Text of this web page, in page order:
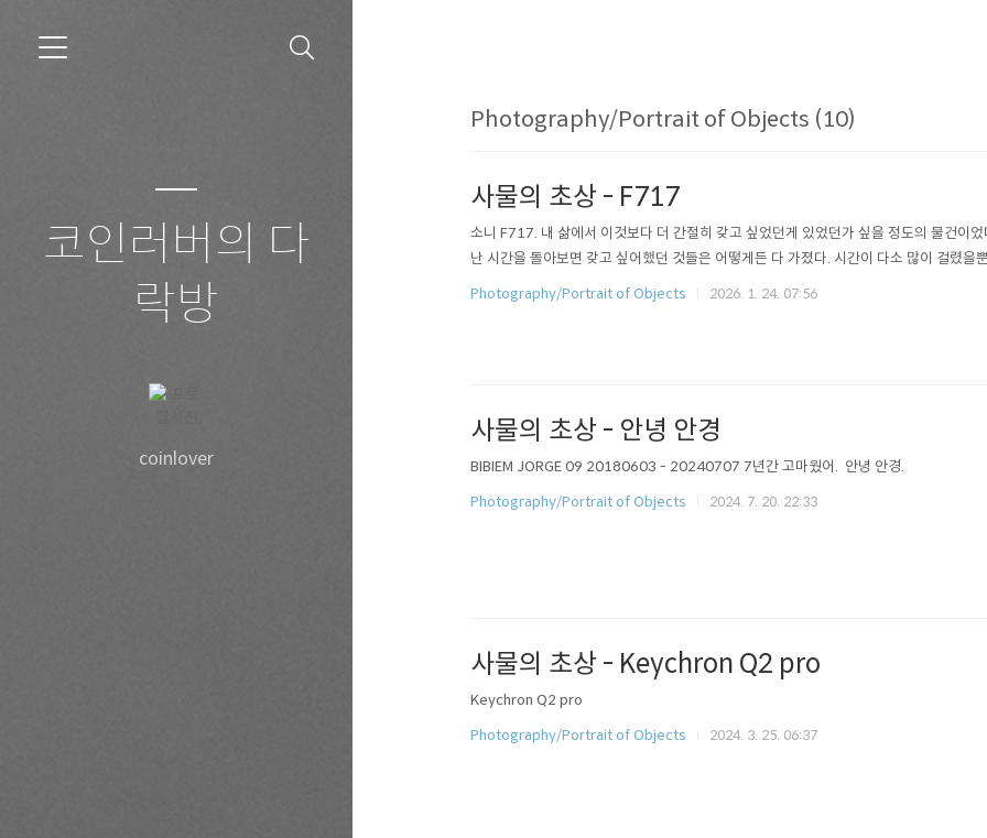
코인러버의 다
락방
coinlover
Photography/Portrait of Objects (10)
사물의 초상 - F717
소니 F717. 내 삶에서 이것보다 더 간절히 갖고 싶었던게 있었던가 싶을 정도의 물건이
난 시간을 돌아보면 갖고 싶어했던 것들은 어떻게든 다 가졌다. 시간이 다소 많이 걸렸을
Photography/Portrait of Objects
2026. 1. 24. 07:56
사물의 초상 - 안녕 안경
BIBIEM JORGE 09 20180603 - 20240707 7년간 고마웠어. 안녕 안경.
Photography/Portrait of Objects
2024. 7. 20. 22:33
사물의 초상 - Keychron Q2 pro
Keychron Q2 pro
Photography/Portrait of Objects
2024. 3. 25. 06:37